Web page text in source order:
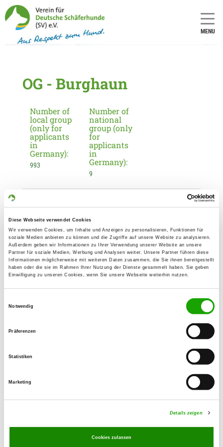
Diese Webseite verwendet Cookies
Wir verwenden Cookies, um Inhalte und Anzeigen zu personalisieren, Funktionen für
soziale Medien anbieten zu können und die Zugriffe auf unsere Website zu analysieren.
Außerdem geben wir Informationen zu Ihrer Verwendung unserer Website an unsere
Partner für soziale Medien, Werbung und Analysen weiter. Unsere Partner führen diese
Informationen möglicherweise mit weiteren Daten zusammen, die Sie ihnen bereitgestellt
haben oder die sie im Rahmen Ihrer Nutzung der Dienste gesammelt haben. Sie geben
Einwilligung zu unseren Cookies, wenn Sie unsere Webseite weiterhin nutzen.
Notwendig
Präferenzen
Statistiken
Marketing
Details zeigen
Cookies zulassen
MENU
OG - Burghaun
Number of
local group
(only for
applicants
in
Germany):
993
Number of
national
group (only
for
applicants
in
Germany):
9
Information about the local group
Contact:
Christian Glaser
Am Sandborn 22
36088 Hünfeld
E-Mail:
Homepage:
Wednesday 18:30 h - 21:00 h